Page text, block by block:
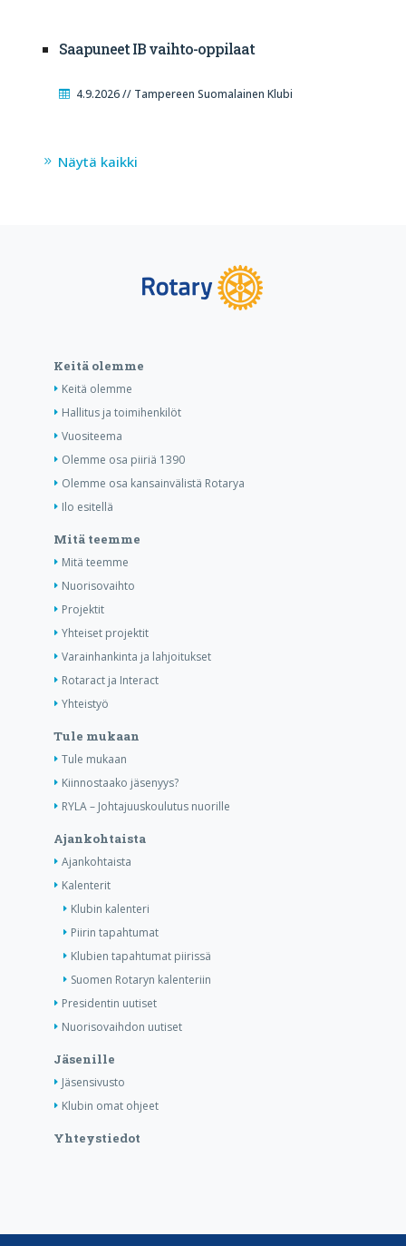
Saapuneet IB vaihto-oppilaat
4.9.2026 // Tampereen Suomalainen Klubi
Näytä kaikki
Keitä olemme
Keitä olemme
Hallitus ja toimihenkilöt
Vuositeema
Olemme osa piiriä 1390
Olemme osa kansainvälistä Rotarya
Ilo esitellä
Mitä teemme
Mitä teemme
Nuorisovaihto
Projektit
Yhteiset projektit
Varainhankinta ja lahjoitukset
Rotaract ja Interact
Yhteistyö
Tule mukaan
Tule mukaan
Kiinnostaako jäsenyys?
RYLA – Johtajuuskoulutus nuorille
Ajankohtaista
Ajankohtaista
Kalenterit
Klubin kalenteri
Piirin tapahtumat
Klubien tapahtumat piirissä
Suomen Rotaryn kalenteriin
Presidentin uutiset
Nuorisovaihdon uutiset
Jäsenille
Jäsensivusto
Klubin omat ohjeet
Yhteystiedot